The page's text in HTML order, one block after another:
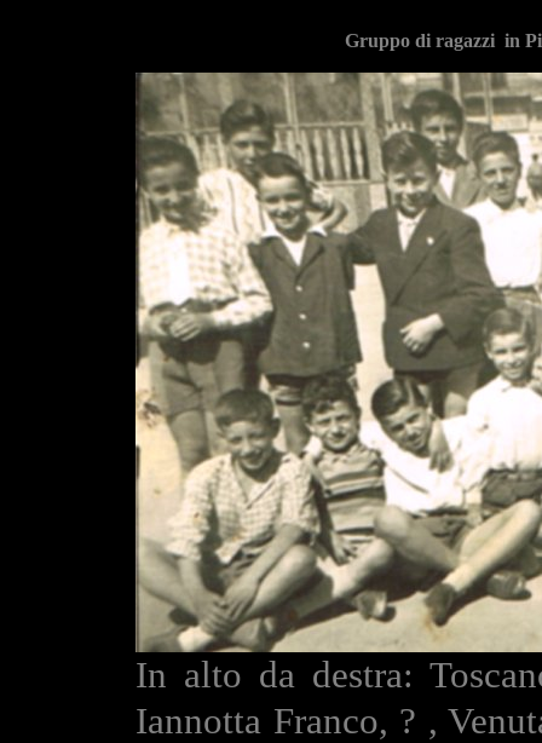
Gruppo di ragazzi in
In alto da destra:
Iannotta Franco, ? ,